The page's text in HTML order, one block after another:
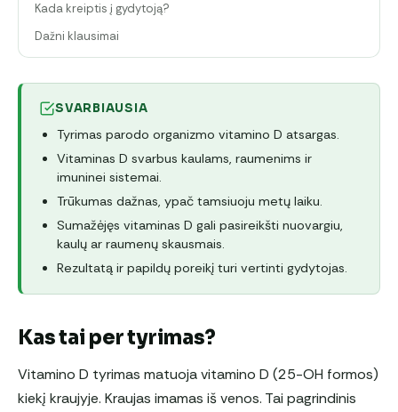
Kada kreiptis į gydytoją?
Dažni klausimai
SVARBIAUSIA
Tyrimas parodo organizmo vitamino D atsargas.
Vitaminas D svarbus kaulams, raumenims ir
imuninei sistemai.
Trūkumas dažnas, ypač tamsiuoju metų laiku.
Sumažėjęs vitaminas D gali pasireikšti nuovargiu,
kaulų ar raumenų skausmais.
Rezultatą ir papildų poreikį turi vertinti gydytojas.
Kas tai per tyrimas?
Vitamino D tyrimas matuoja vitamino D (25-OH formos)
kiekį kraujyje. Kraujas imamas iš venos. Tai pagrindinis